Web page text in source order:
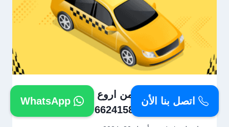
تاكسي الصالحية من اروع المميزات
المتوفرة اتصل 66241581
اتصل بنا الأن